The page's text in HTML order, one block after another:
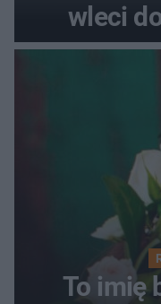
wleci
To imię